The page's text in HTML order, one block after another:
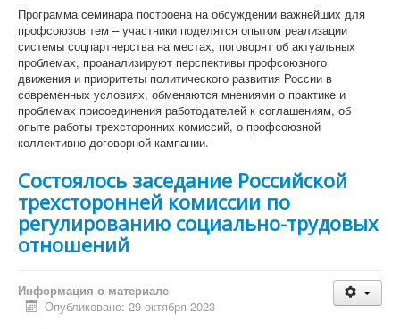
Органы Профсоюза
Съезд Профсоюза
Председатель Профсоюза, заместители Председателя
Профсоюза
ЦК Профсоюза
Президиум Профсоюза
КРК Профсоюза
Бюро Президиума
Постоянные комиссии ЦК Профсоюза
уставной работе
Финансово-бюджетная комиссия ЦК Профсоюза АСМ
РФ
Комиссия ЦК Профсоюза АСМ РФ по охране труда и
защите от экологической опасности
информационной работы в Профсоюзе АСМ РФ
Комиссия ЦК Профсоюза АСМ РФ по социально-
Программа семинара построена на обсуждении важнейших для
профсоюзов тем – участники поделятся опытом реализации
системы соцпартнерства на местах, поговорят об актуальных
проблемах, проанализируют перспективы профсоюзного
движения и приоритеты политического развития России в
современных условиях, обменяются мнениями о практике и
проблемах присоединения работодателей к соглашениям, об
опыте работы трехсторонних комиссий, о профсоюзной
коллективно-договорной кампании.
Состоялось заседание Российской
трехсторонней комиссии по
регулированию социально-трудовых
отношений
Информация о материале
Опубликовано: 29 октября 2023